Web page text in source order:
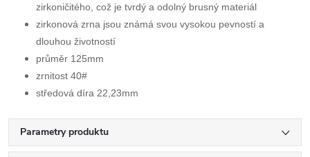
zirkoničitého, což je tvrdý a odolný brusný materiál
zirkonová zrna jsou známá svou vysokou pevností a
dlouhou životností
průměr 125mm
zrnitost 40#
středová díra 22,23mm
Parametry produktu